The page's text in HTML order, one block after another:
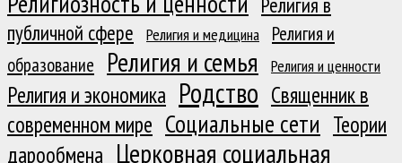
публичной сфере
Религия и медицина
Религия и
образование
Религия и семья Религия и ценности
Религия и экономика Родство Священник в
современном мире Социальные сети Теории
дарообмена Церковная социальная